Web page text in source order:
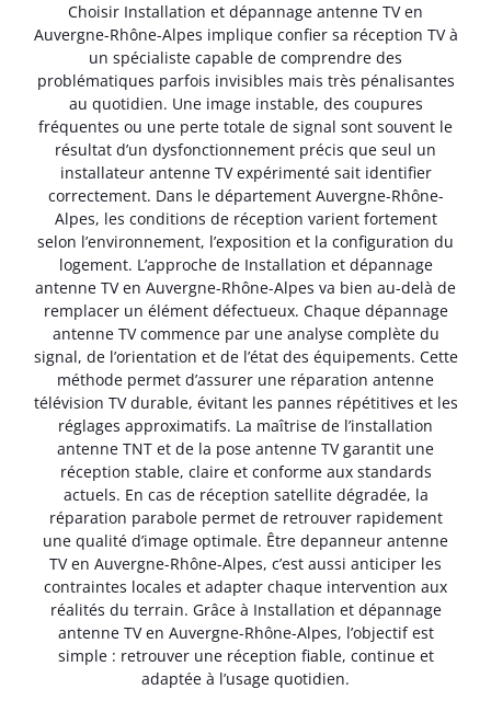
Choisir Installation et dépannage antenne TV en
Auvergne-Rhône-Alpes implique confier sa réception TV à
un spécialiste capable de comprendre des
problématiques parfois invisibles mais très pénalisantes
au quotidien. Une image instable, des coupures
fréquentes ou une perte totale de signal sont souvent le
résultat d’un dysfonctionnement précis que seul un
installateur antenne TV expérimenté sait identifier
correctement. Dans le département Auvergne-Rhône-
Alpes, les conditions de réception varient fortement
selon l’environnement, l’exposition et la configuration du
logement. L’approche de Installation et dépannage
antenne TV en Auvergne-Rhône-Alpes va bien au-delà de
remplacer un élément défectueux. Chaque dépannage
antenne TV commence par une analyse complète du
signal, de l’orientation et de l’état des équipements. Cette
méthode permet d’assurer une réparation antenne
télévision TV durable, évitant les pannes répétitives et les
réglages approximatifs. La maîtrise de l’installation
antenne TNT et de la pose antenne TV garantit une
réception stable, claire et conforme aux standards
actuels. En cas de réception satellite dégradée, la
réparation parabole permet de retrouver rapidement
une qualité d’image optimale. Être depanneur antenne
TV en Auvergne-Rhône-Alpes, c’est aussi anticiper les
contraintes locales et adapter chaque intervention aux
réalités du terrain. Grâce à Installation et dépannage
antenne TV en Auvergne-Rhône-Alpes, l’objectif est
simple : retrouver une réception fiable, continue et
adaptée à l’usage quotidien.